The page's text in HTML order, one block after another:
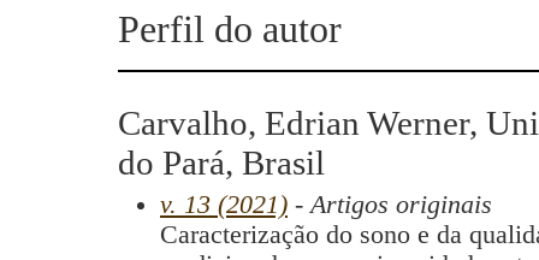
Perfil do autor
Carvalho, Edrian Werner,
do Pará, Brasil
v. 13 (2021) - Artigos originais
Caracterização do sono e da